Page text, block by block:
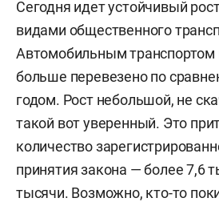
Сегодня идет устойчивый
видами общественного
Автомобильным транспортом
больше перевезено по
годом. Рост небольшой, не
такой вот уверенный. Это
количество
принятия закона — более 7,6
тысячи. Возможно, кто-то